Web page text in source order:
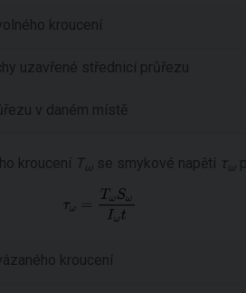
kroucení
uzavřené střednicí průřezu
v daném místě
kroucení T ω se smykové napětí τ ω
kroucení